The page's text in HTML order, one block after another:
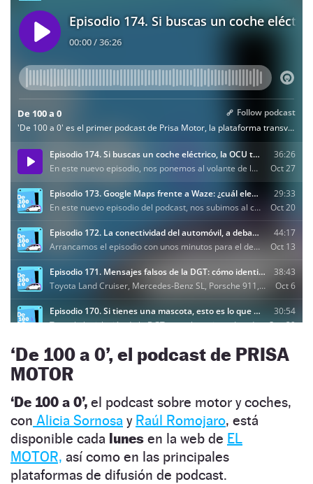
‘De 100 a 0’, el podcast de PRISA
MOTOR
‘De 100 a 0’, el podcast sobre motor y coches,
con Alicia Sornosa y Raúl Romojaro, está
disponible cada lunes en la web de EL
MOTOR, así como en las principales
plataformas de difusión de podcast.